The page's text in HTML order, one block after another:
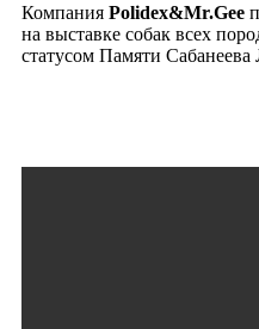
Компания Polidex&Mr.Gee
на выставке собак всех
статусом Памяти